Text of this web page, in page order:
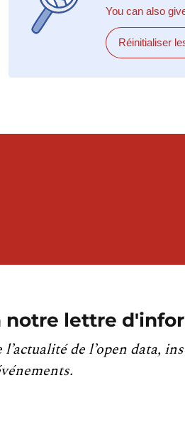
You can also
Réinitialiser
notre lettre
de l’open data,